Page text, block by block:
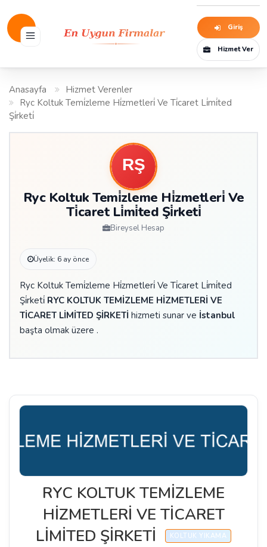
Giriş
Hizmet Ver
Anasayfa
Hizmet Verenler
Ryc Koltuk Temi̇zleme Hi̇zmetleri̇ Ve Ti̇caret Li̇mi̇ted
Şi̇rketi̇
Ryc Koltuk Temi̇zleme Hi̇zmetleri̇ Ve
Ti̇caret Li̇mi̇ted Şi̇rketi̇
Bireysel Hesap
Üyelik: 6 ay önce
Ryc Koltuk Temi̇zleme Hi̇zmetleri̇ Ve Ti̇caret Li̇mi̇ted
Şi̇rketi̇ RYC KOLTUK TEMİZLEME HİZMETLERİ VE
TİCARET LİMİTED ŞİRKETİ hizmeti sunar ve İstanbul
başta olmak üzere .
RYC KOLTUK TEMİZLEME
HİZMETLERİ VE TİCARET
LİMİTED ŞİRKETİ
KOLTUK YIKAMA